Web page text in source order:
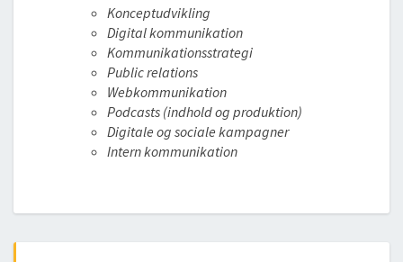
Konceptudvikling
Digital kommunikation
Kommunikationsstrategi
Public relations
Webkommunikation
Podcasts (indhold og produktion)
Digitale og sociale kampagner
Intern kommunikation